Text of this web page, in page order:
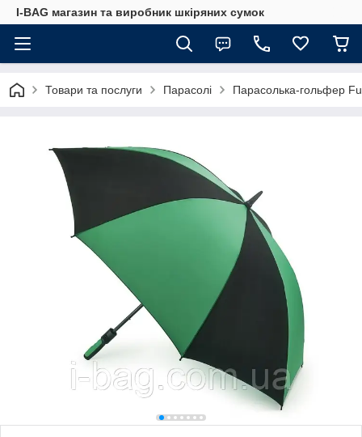
I-BAG магазин та виробник шкіряних сумок
Товари та послуги Парасолі Парасолька-гольфер